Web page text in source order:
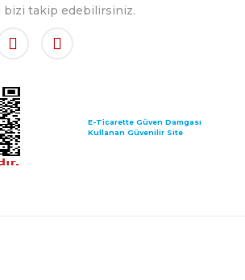
bizi takip edebilirsiniz.
E-Ticarette Güven Damgası
Kullanan Güvenilir Site